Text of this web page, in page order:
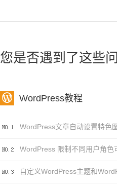
您是否遇到了这些
 WordPress教程
WordPress文章自动设置特色